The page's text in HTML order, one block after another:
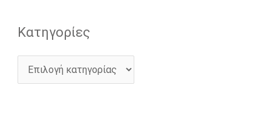
Kατηγορίες